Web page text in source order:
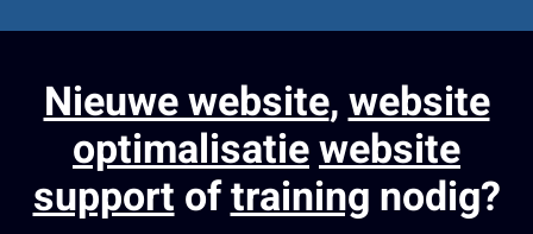
Nieuwe website,website
optimalisatiewebsite
supportoftraining nodig?